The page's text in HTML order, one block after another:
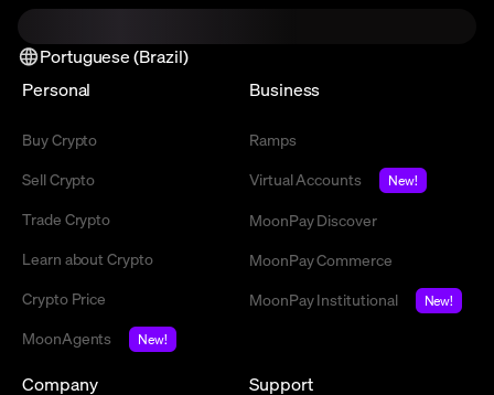
Portuguese (Brazil)
Personal
Buy Crypto
Sell Crypto
Trade Crypto
Learn about Crypto
Crypto Price
MoonAgents
New!
Business
Ramps
Virtual Accounts
New!
MoonPay Discover
MoonPay Commerce
MoonPay Institutional
New!
Company Support